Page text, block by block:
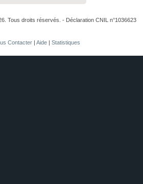
Tous droits réservés. - Déclaration CNIL n°1036623
Contacter Aide Statistiques